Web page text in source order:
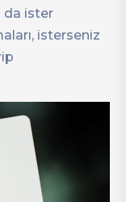
da ister
isterseniz